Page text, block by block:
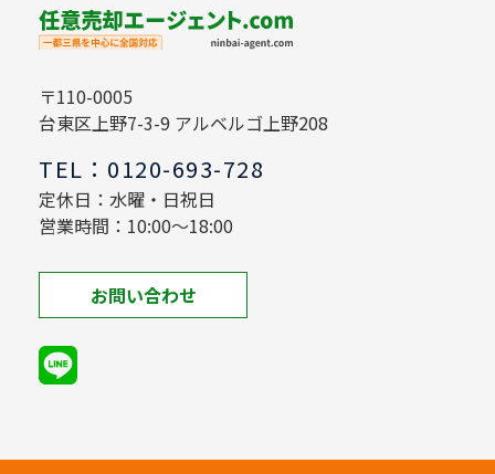
〒110-0005
台東区上野7-3-9 アルベルゴ上野208
TEL：0120-693-728
定休日：水曜・日祝日
営業時間：10:00～18:00
お問い合わせ